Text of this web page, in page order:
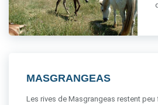
MASGRANGEAS
Les rives de Masgrangeas restent